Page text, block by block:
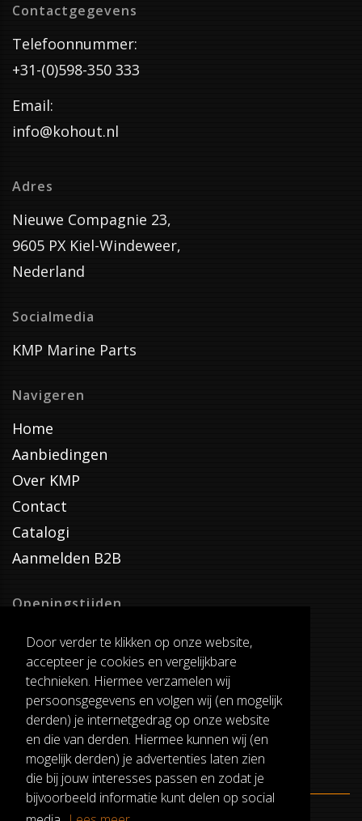
Door verder te klikken op onze website,
accepteer je cookies en vergelijkbare
technieken. Hiermee verzamelen wij
persoonsgegevens en volgen wij (en mogelijk
derden) je internetgedrag op onze website
en die van derden. Hiermee kunnen wij (en
mogelijk derden) je advertenties laten zien
die bij jouw interesses passen en zodat je
bijvoorbeeld informatie kunt delen op social
Contactgegevens
Telefoonnummer:
+31-(0)598-350 333
Email:
info@kohout.nl
Adres
Nieuwe Compagnie 23,
9605 PX Kiel-Windeweer,
Nederland
Socialmedia
KMP Marine Parts
Navigeren
Home
Aanbiedingen
Over KMP
Contact
Catalogi
Aanmelden B2B
Openingstijden
Dinsdag T/M Zaterdag
van 8:00-17:00
Verzenddagen
Dinsdag T/M Vrijdag
Pauze
12:30-13:00